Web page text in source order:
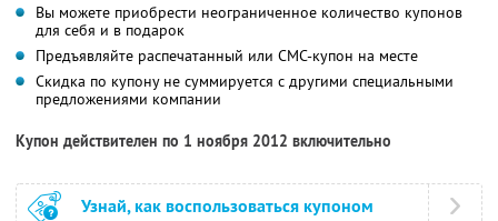
Вы можете приобрести неограниченное количество купонов
для себя и в подарок
Предъявляйте распечатанный или СМС-купон на месте
Скидка по купону не суммируется с другими специальными
предложениями компании
Купон действителен по 1 ноября 2012 включительно
Узнай, как воспользоваться купоном